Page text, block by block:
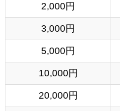
2,000円
3,000円
5,000円
10,000円
20,000円